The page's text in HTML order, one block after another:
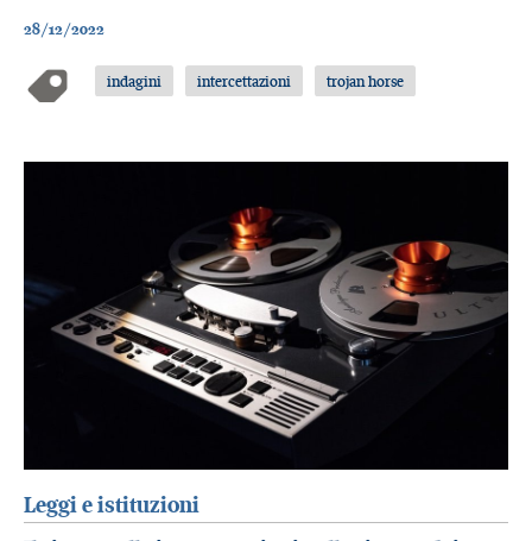
28/12/2022
indagini intercettazioni trojan horse
Leggi e istituzioni